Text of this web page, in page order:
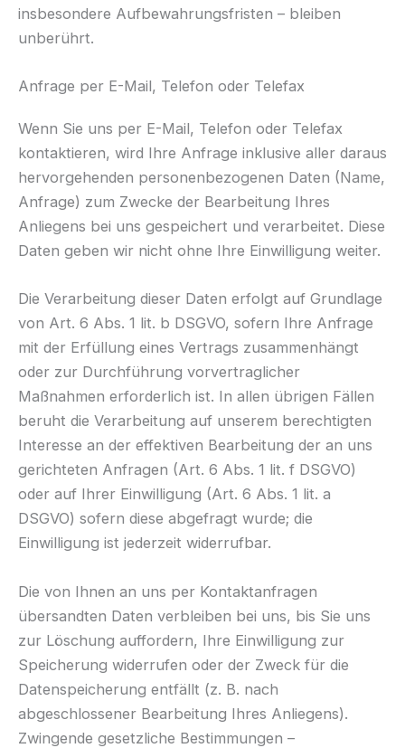
insbesondere Aufbewahrungsfristen – bleiben
unberührt.
Anfrage per E-Mail, Telefon oder Telefax
Wenn Sie uns per E-Mail, Telefon oder Telefax
kontaktieren, wird Ihre Anfrage inklusive aller daraus
hervorgehenden personenbezogenen Daten (Name,
Anfrage) zum Zwecke der Bearbeitung Ihres
Anliegens bei uns gespeichert und verarbeitet. Diese
Daten geben wir nicht ohne Ihre Einwilligung weiter.
Die Verarbeitung dieser Daten erfolgt auf Grundlage
von Art. 6 Abs. 1 lit. b DSGVO, sofern Ihre Anfrage
mit der Erfüllung eines Vertrags zusammenhängt
oder zur Durchführung vorvertraglicher
Maßnahmen erforderlich ist. In allen übrigen Fällen
beruht die Verarbeitung auf unserem berechtigten
Interesse an der effektiven Bearbeitung der an uns
gerichteten Anfragen (Art. 6 Abs. 1 lit. f DSGVO)
oder auf Ihrer Einwilligung (Art. 6 Abs. 1 lit. a
DSGVO) sofern diese abgefragt wurde; die
Einwilligung ist jederzeit widerrufbar.
Die von Ihnen an uns per Kontaktanfragen
übersandten Daten verbleiben bei uns, bis Sie uns
zur Löschung auffordern, Ihre Einwilligung zur
Speicherung widerrufen oder der Zweck für die
Datenspeicherung entfällt (z. B. nach
abgeschlossener Bearbeitung Ihres Anliegens).
Zwingende gesetzliche Bestimmungen –